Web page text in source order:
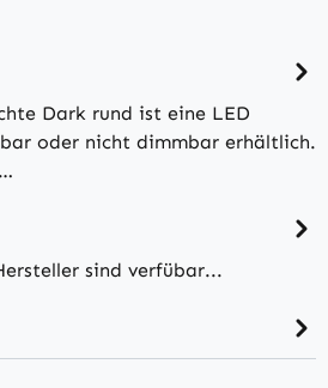
Dark rund ist eine LED
oder nicht dimmbar erhältlich.
sind verfübar...